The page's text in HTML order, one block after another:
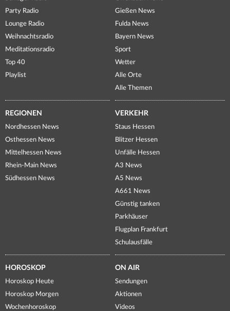
Party Radio
Lounge Radio
Weihnachtsradio
Meditationsradio
Top 40
Playlist
Gießen News
Fulda News
Bayern News
Sport
Wetter
Alle Orte
Alle Themen
REGIONEN
Nordhessen News
Osthessen News
Mittelhessen News
Rhein-Main News
Südhessen News
VERKEHR
Staus Hessen
Blitzer Hessen
Unfälle Hessen
A3 News
A5 News
A661 News
Günstig tanken
Parkhäuser
Flugplan Frankfurt
Schulausfälle
HOROSKOP
Horoskop Heute
Horoskop Morgen
Wochenhoroskop
ON AIR
Sendungen
Aktionen
Videos